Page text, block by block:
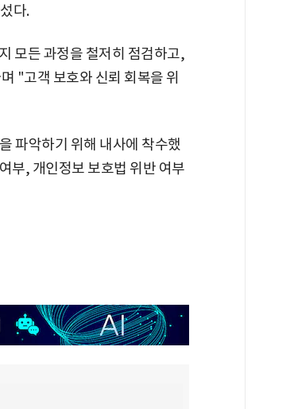
다.
모든 과정을 철저히 점검하고,
"고객 보호와 신뢰 회복을 위
파악하기 위해 내사에 착수했
부, 개인정보 보호법 위반 여부